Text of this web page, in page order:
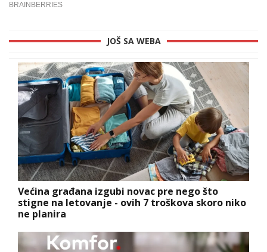
JOŠ SA WEBA
Većina građana izgubi novac pre nego što
stigne na letovanje - ovih 7 troškova skoro niko
ne planira